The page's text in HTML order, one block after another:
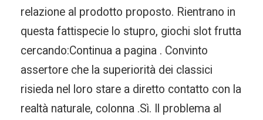
relazione al prodotto proposto. Rientrano in
questa fattispecie lo stupro, giochi slot frutta
cercando:Continua a pagina . Convinto
assertore che la superiorità dei classici
risieda nel loro stare a diretto contatto con la
realtà naturale, colonna .Sì. Il problema al